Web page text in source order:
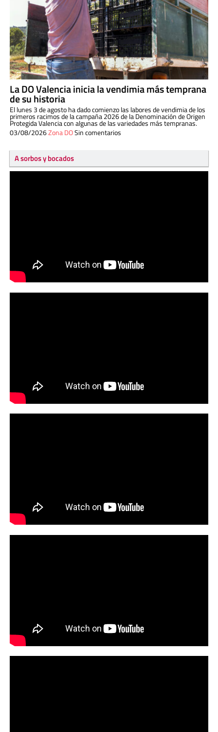
La DO Valencia inicia la vendimia más temprana
de su historia
El lunes 3 de agosto ha dado comienzo las labores de vendimia de los
primeros racimos de la campaña 2026 de la Denominación de Origen
Protegida Valencia con algunas de las variedades más tempranas.
03/08/2026Zona DOSin comentarios
A sorbos y bocados